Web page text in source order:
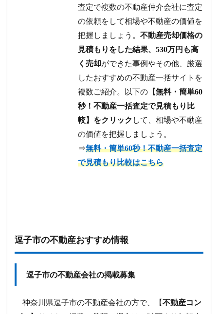
査定で複数の不動産仲介会社に査定
の依頼をして相場や不動産の価値を
把握しましょう。不動産売却価格の
見積もりをした結果、530万円も高
く売却ができた事例やその他、厳選
したおすすめの不動産一括サイトを
複数ご紹介。以下の 【無料・簡単60
秒！不動産一括査定で見積もり比
較】をクリック して、相場や不動産
の価値を把握しましょう。
⇒無料・簡単60秒！不動産一括査定
で見積もり比較はこちら
逗子市の不動産おすすめ情報
逗子市の不動産会社の掲載募集
神奈川県逗子市の不動産会社の方で、【不動産コン